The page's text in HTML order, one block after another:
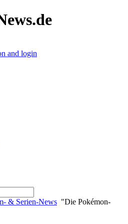
and login
& Serien-News "Die Pokémon-